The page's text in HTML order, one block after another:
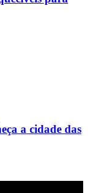
a cidade das